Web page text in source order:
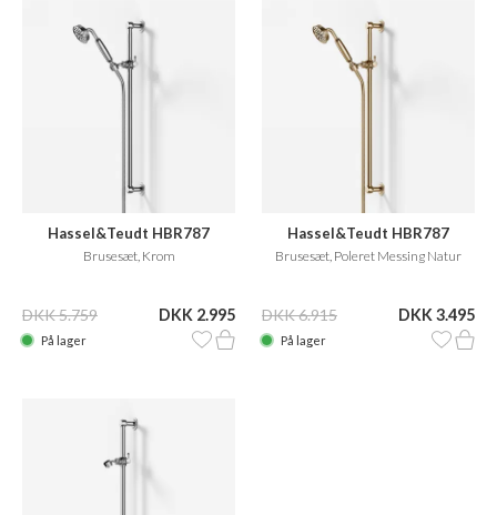
Hassel&Teudt HBR787
Brusesæt, Krom
DKK 5.759 DKK 2.995
På lager
Hassel&Teudt HBR787
Brusesæt, Poleret Messing Natur
DKK 6.915 DKK 3.495
På lager